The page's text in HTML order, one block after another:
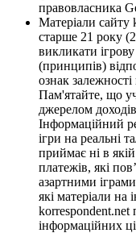
правовласника
Матеріали сайту
старше 21 року
викликати
(принципів)
ознак залежності
Пам'ятайте, що
джерелом
Інформаційний
ігри на реальні
приймає ні в
платежів, які
азартними
які матеріали на
korrespondent.net
інформаційних